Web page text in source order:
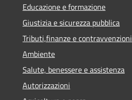
Educazione e formazione
Giustizia e sicurezza pubblica
Tributi,finanze e contravvenzioni
Ambiente
Salute, benessere e assistenza
Autorizzazioni